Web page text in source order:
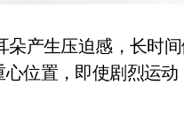
朵产生压迫感，长时
位置， 即使剧烈运